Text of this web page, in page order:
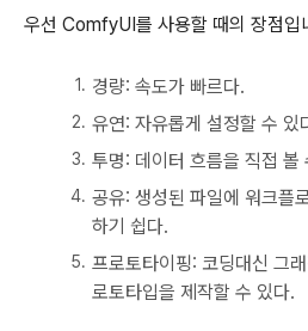
우선 ComfyUI를 사용할 때의 장점입
경량: 속도가 빠르다.
유연: 자유롭게 설정할 수 있
투명: 데이터 흐름을 직접 볼
공유: 생성된 파일에 워크플
하기 쉽다.
프로토타이핑: 코딩대신 그
로토타입을 제작할 수 있다.